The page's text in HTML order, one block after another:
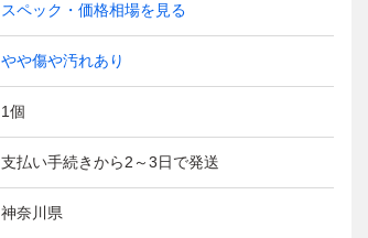
スペック・価格相場を見る
やや傷や汚れあり
1個
支払い手続きから2～3日で発送
神奈川県